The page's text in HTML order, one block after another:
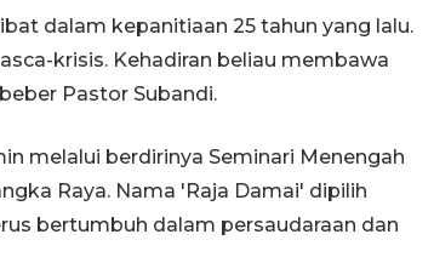
dalam kepanitiaan 25 tahun yang lalu.
krisis. Kehadiran beliau membawa
Pastor Subandi.
melalui berdirinya Seminari Menengah
Raya. Nama 'Raja Damai' dipilih
bertumbuh dalam persaudaraan dan
Bank Citra: Dirgahayu ke-61
Provinsi Sulut